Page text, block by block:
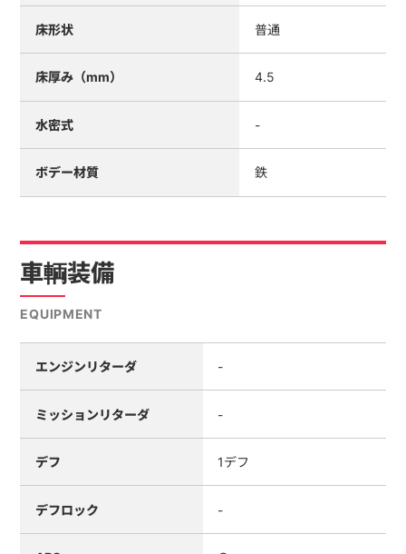
床形状 普通
床厚み（mm） 4.5
水密式 -
ボデー材質 鉄
車輌装備
EQUIPMENT
エンジンリターダ -
ミッションリターダ -
デフ 1デフ
デフロック -